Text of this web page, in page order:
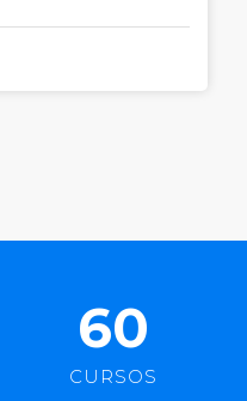
CURSOS
60